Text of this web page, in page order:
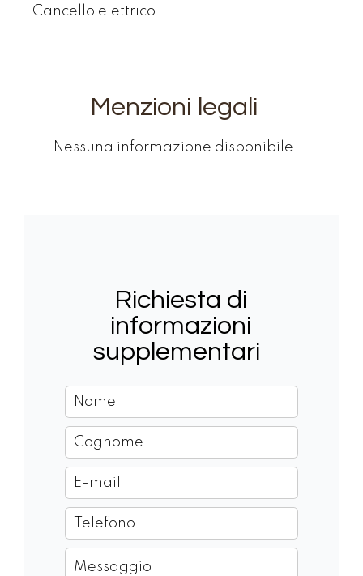
Cancello elettrico
Menzioni legali
Nessuna informazione disponibile
Richiesta di
informazioni
supplementari